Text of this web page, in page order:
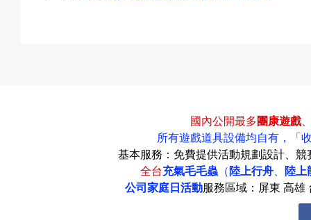
國內公開最多團康遊戲
所有遊戲道具設備均自有，
「
基本服務：免費提供活動規劃設計、
全台充氣毛毛蟲 （ 陸上行舟
陸上
公司家庭日活動服務區域：屏東 高雄